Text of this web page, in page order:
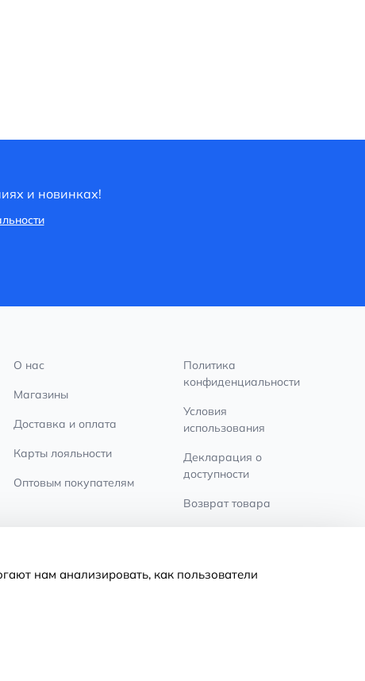
и новинках!
О нас
Магазины
Доставка и оплата
Карты лояльности
Оптовым покупателям
Политика
конфиденциальности
Условия
использования
Декларация о
доступности
Возврат товара
нам анализировать, как пользователи